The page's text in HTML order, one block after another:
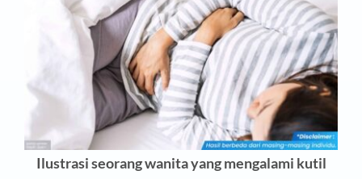
Ilustrasi seorang wanita yang mengalami kutil